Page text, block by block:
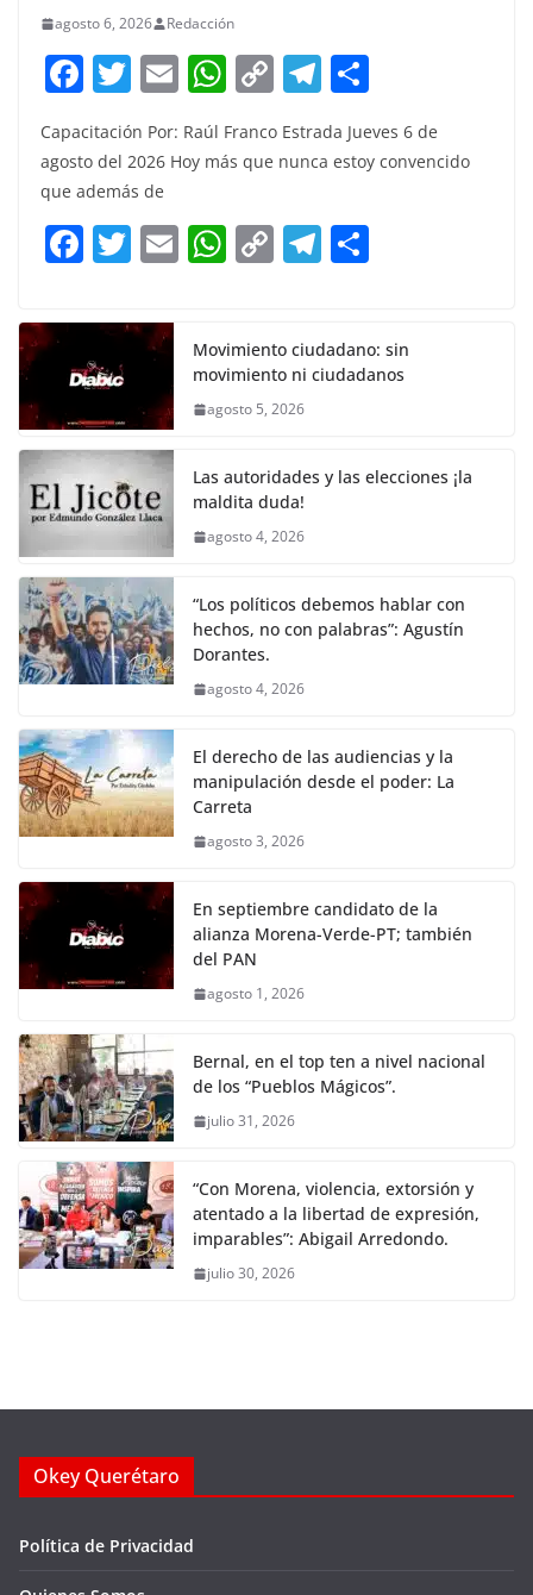
agosto 6, 2026 Redacción
F
a
c
e
b
o
k
T
itt
er
E
m
ai
W
at
A
p
C
p
Li
n
T
el
e
a
m
ar
e
Capacitación Por: Raúl Franco Estrada Jueves 6 de
agosto del 2026 Hoy más que nunca estoy convencido
que además de
F
c
e
b
o
o
k
T
itt
er
E W
s
A
p
C
y
Li
k
T
gr
a
e
Movimiento ciudadano: sin
movimiento ni ciudadanos
agosto 5, 2026
Las autoridades y las elecciones ¡la
maldita duda!
agosto 4, 2026
“Los políticos debemos hablar con
hechos, no con palabras”: Agustín
Dorantes.
agosto 4, 2026
El derecho de las audiencias y la
manipulación desde el poder: La
Carreta
agosto 3, 2026
En septiembre candidato de la
alianza Morena-Verde-PT; también
del PAN
agosto 1, 2026
Bernal, en el top ten a nivel nacional
de los “Pueblos Mágicos”.
julio 31, 2026
“Con Morena, violencia, extorsión y
atentado a la libertad de expresión,
imparables”: Abigail Arredondo.
julio 30, 2026
Okey Querétaro
Política de Privacidad